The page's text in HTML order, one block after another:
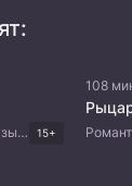
Романтика Фэнтези Музыка Мелодрама Корейские дорамы 15+
108